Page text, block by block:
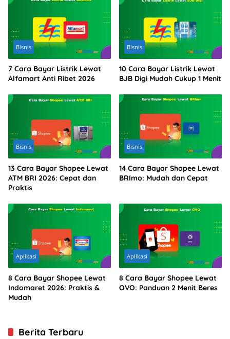
Bisnis
7 Cara Bayar Listrik Lewat
Alfamart Anti Ribet 2026
Bisnis
10 Cara Bayar Listrik Lewat
BJB Digi Mudah Cukup 1 Menit
Bisnis
13 Cara Bayar Shopee Lewat
ATM BRI 2026: Cepat dan
Praktis
Bisnis
14 Cara Bayar Shopee Lewat
BRImo: Mudah dan Cepat
Aplikasi
8 Cara Bayar Shopee Lewat
Indomaret 2026: Praktis &
Mudah
Aplikasi
8 Cara Bayar Shopee Lewat
OVO: Panduan 2 Menit Beres
Berita Terbaru